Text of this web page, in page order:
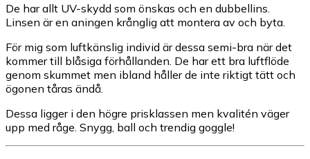
De har allt UV-skydd som önskas och en dubbellins.
Linsen är en aningen krånglig att montera av och byta.
För mig som luftkänslig individ är dessa semi-bra när det
kommer till blåsiga förhållanden. De har ett bra luftflöde
genom skummet men ibland håller de inte riktigt tätt och
ögonen tåras ändå.
Dessa ligger i den högre prisklassen men kvalitén väger
upp med råge. Snygg, ball och trendig goggle!